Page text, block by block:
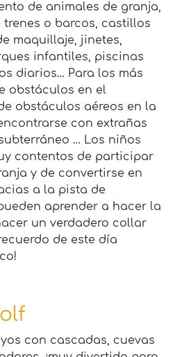
de animales de granja,
o barcos, castillos
maquillaje, jinetes,
infantiles, piscinas
diarios… Para los más
obstáculos en el
obstáculos aéreos en la
con extrañas
… Los niños
contentos de participar
y de convertirse en
a la pista de
aprender a hacer la
un verdadero collar
de este día
con cascadas, cuevas